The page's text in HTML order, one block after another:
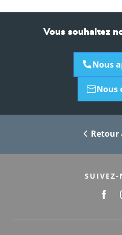
Vous souhaitez
Nous
Nous
Retour
SUIVEZ-